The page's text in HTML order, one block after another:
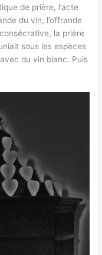
de prière, l’acte
du vin, l’offrande
la prière
sous les espèces
du vin blanc. Puis